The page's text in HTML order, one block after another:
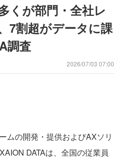
くが部門・全社レ
7割超がデータに課
調査
2026/07/03 07:00
ムの開発・提供およびAXソリ
DATAは、全国の従業員